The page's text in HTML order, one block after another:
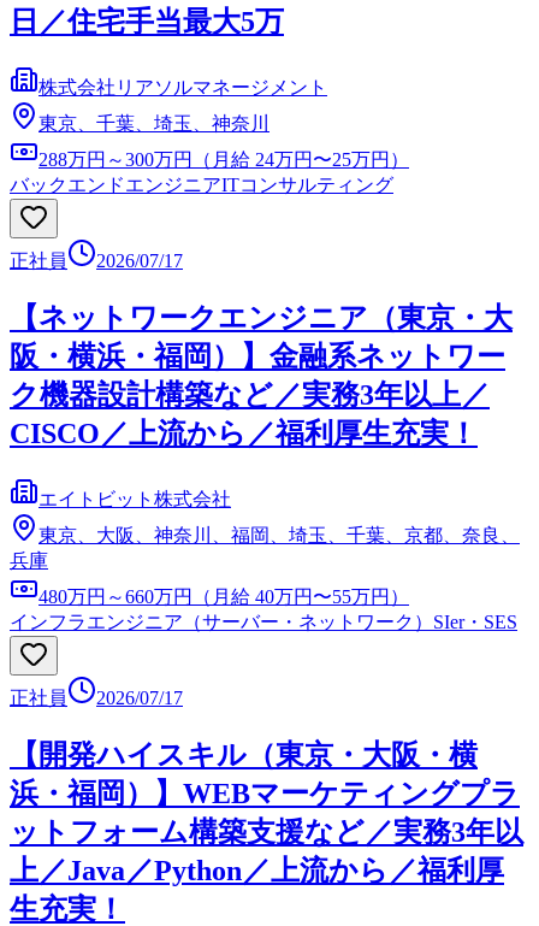
日／住宅手当最大5万
株式会社リアソルマネージメント
東京、千葉、埼玉、神奈川
288万円～300万円（月給 24万円〜25万円）
バックエンドエンジニアITコンサルティング
正社員 2026/07/17
【ネットワークエンジニア（東京・大
阪・横浜・福岡）】金融系ネットワー
ク機器設計構築など／実務3年以上／
CISCO／上流から／福利厚生充実！
エイトビット株式会社
東京、大阪、神奈川、福岡、埼玉、千葉、京都、奈良、
兵庫
480万円～660万円（月給 40万円〜55万円）
インフラエンジニア（サーバー・ネットワーク） SIer・SES
正社員 2026/07/17
【開発ハイスキル（東京・大阪・横
浜・福岡）】WEBマーケティングプラ
ットフォーム構築支援など／実務3年以
上／Java／Python／上流から／福利厚
生充実！